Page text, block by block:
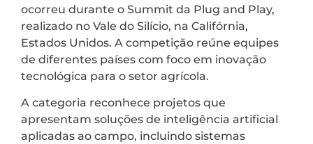
ocorreu durante o Summit da Plug and Play,
realizado no Vale do Silício, na Califórnia,
Estados Unidos. A competição reúne equipes
de diferentes países com foco em inovação
tecnológica para o setor agrícola.
A categoria reconhece projetos que
apresentam soluções de inteligência artificial
aplicadas ao campo, incluindo sistemas